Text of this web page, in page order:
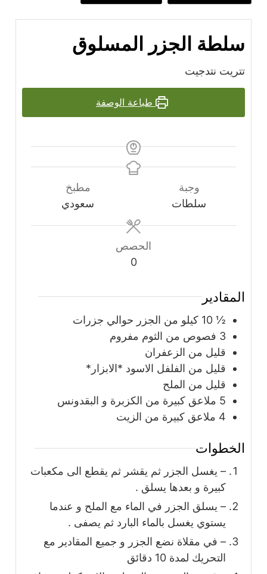
سلطة الجزر المسلوق
تتريت نتدجيت
طباعة الوصفة
وجبة
سلطات
مطبخ
سعودي
الحصص
0
المقادير
½ 10 كيلو من الجزر حوالي جزرات
3 فصوص من الثوم مفروم
قليل من الزعفران
قليل من الفلفل الاسود *الابزار*
قليل من الملح
5 ملاعق كبيرة من الكزبرة و البقدونس
4 ملاعق كبيرة من الزيت
الخطوات
– يغسل الجزر ثم يقشر ثم يقطع الى مكعبات
كبيرة و بعدها يسلق .
– يسلق الجزر في الماء مع الملح و عندما
يستوي يغسل بالماء البارد ثم يصفى .
– في مقلاة نضع الجزر و جميع المقادير مع
التحريك لمدة 10 دقائق